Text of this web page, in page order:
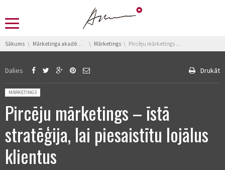
You are here:
Sākums Mārketinga akadēmija Mārketings Pircēju mārketings – īstā stratēģija, lai piesaistītu lojālus klientus
Dalies Drukāt
Posted in:
MĀRKETINGS
Pircēju mārketings – īstā
stratēģija, lai piesaistītu lojālus
klientus